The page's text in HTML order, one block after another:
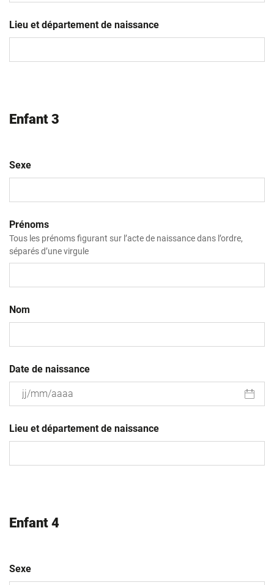
slash
MM
Lieu et département de naissance
Enfant 3
Sexe
Prénoms
Tous les prénoms figurant sur l’acte de naissance dans l’ordre,
séparés d’une virgule
Nom
Date de naissance
slash
MM
Lieu et département de naissance
Enfant 4
Sexe